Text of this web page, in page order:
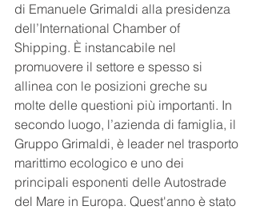
di Emanuele Grimaldi alla presidenza
dell’International Chamber of
Shipping. È instancabile nel
promuovere il settore e spesso si
allinea con le posizioni greche su
molte delle questioni più importanti. In
secondo luogo, l’azienda di famiglia, il
Gruppo Grimaldi, è leader nel trasporto
marittimo ecologico e uno dei
principali esponenti delle Autostrade
del Mare in Europa. Quest'anno è stato